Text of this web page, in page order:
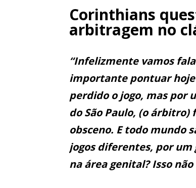
Corinthians
arbitragem no
“Infelizmente vamos
importante pontuar hoje
perdido o jogo, mas por
do São Paulo, (o árbitro)
obsceno. E todo mundo
jogos diferentes, por um
na área genital? Isso